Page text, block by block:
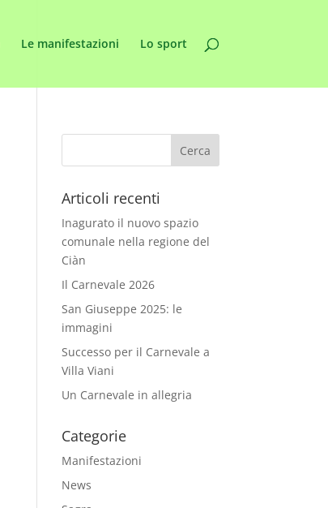
Le manifestazioni Lo sport
Articoli recenti
Inagurato il nuovo spazio
comunale nella regione del
Ciàn
Il Carnevale 2026
San Giuseppe 2025: le
immagini
Successo per il Carnevale a
Villa Viani
Un Carnevale in allegria
Categorie
Manifestazioni
News